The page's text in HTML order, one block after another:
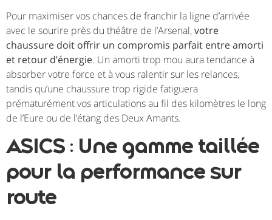
Pour maximiser vos chances de franchir la ligne d’arrivée
avec le sourire près du théâtre de l’Arsenal,votre
chaussure doit offrir un compromis parfait entre amorti
et retour d’énergie. Un amorti trop mou aura tendance à
absorber votre force et à vous ralentir sur les relances,
tandis qu’une chaussure trop rigide fatiguera
prématurément vos articulations au fil des kilomètres le long
de l’Eure ou de l’étang des Deux Amants.
ASICS : Une gamme taillée
pour la performance sur
route